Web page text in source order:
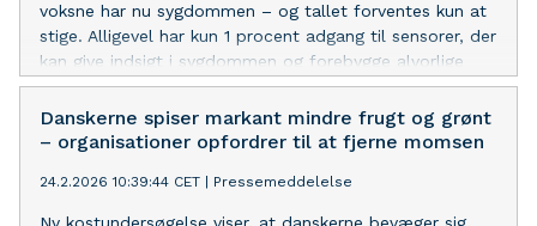
voksne har nu sygdommen – og tallet forventes kun at
stige. Alligevel har kun 1 procent adgang til sensorer, der
kan give indsigt i sygdommen og forebygge alvorlige
følgesygdomme
Danskerne spiser markant mindre frugt og grønt
– organisationer opfordrer til at fjerne momsen
24.2.2026 10:39:44 CET Pressemeddelelse